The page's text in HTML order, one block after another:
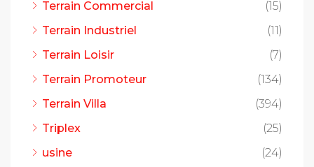
Terrain Commercial
(15)
Terrain Industriel
(11)
Terrain Loisir
(7)
Terrain Promoteur
(134)
Terrain Villa
(394)
Triplex
(25)
usine
(24)